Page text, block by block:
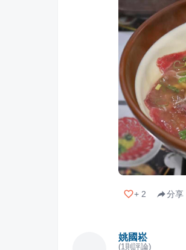
+ 2 分享
姚國崧
(1 則評論)